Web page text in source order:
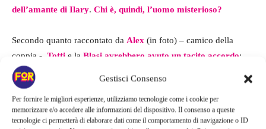
Gestisci Consenso
Per fornire le migliori esperienze, utilizziamo tecnologie come i cookie per
memorizzare e/o accedere alle informazioni del dispositivo. Il consenso a queste
tecnologie ci permetterà di elaborare dati come il comportamento di navigazione o ID
dell’amante di Ilary. Chi è, quindi, l’uomo misterioso?
Secondo quanto raccontato da Alex (in foto) – camico della
coppia -, Totti e la Blasi avrebbero avuto un tacito accordo:
sembra che entrambi avessero il diritto di frequentare altre
persone.
Questo cambierebbe completamente le carte in tavola perché, se